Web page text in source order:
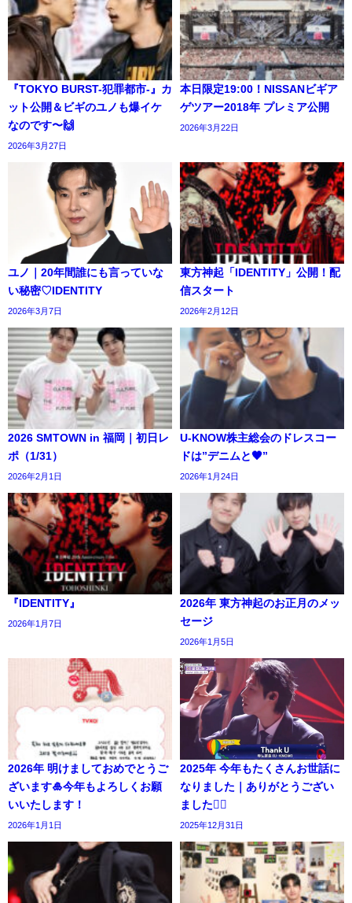
『TOKYO BURST-犯罪都市-』カ
ット公開＆ビギのユノも爆イケ
なのです〜🙌
2026年3月27日
本日限定19:00！NISSANビギア
ゲツアー2018年 プレミア公開
2026年3月22日
ユノ｜20年間誰にも言っていな
い秘密♡IDENTITY
2026年3月7日
東方神起「IDENTITY」公開！配
信スタート
2026年2月12日
2026 SMTOWN in 福岡｜初日レ
ポ（1/31）
2026年2月1日
U-KNOW株主総会のドレスコー
ドは”デニムと🖤”
2026年1月24日
『IDENTITY』
2026年1月7日
2026年 東方神起のお正月のメッ
セージ
2026年1月5日
2026年 明けましておめでとうご
ざいます🎍今年もよろしくお願
いいたします！
2026年1月1日
2025年 今年もたくさんお世話に
なりました｜ありがとうござい
ました🙇‍♀️
2025年12月31日